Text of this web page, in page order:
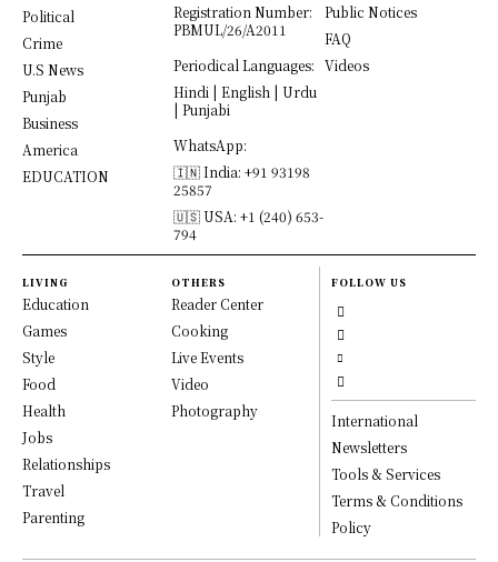
Political
Crime
U.S News
Punjab
Business
America
EDUCATION
Registration Number:
PBMUL/26/A2011
Periodical Languages:
Hindi | English | Urdu
| Punjabi
WhatsApp:
🇮🇳 India: +91 93198
25857
🇺🇸 USA: +1 (240) 653-
794
Public Notices
FAQ
Videos
LIVING
Education
Games
Style
Food
Health
Jobs
Relationships
Travel
Parenting
OTHERS
Reader Center
Cooking
Live Events
Video
Photography
FOLLOW US
International
Newsletters
Tools & Services
Terms & Conditions
Policy